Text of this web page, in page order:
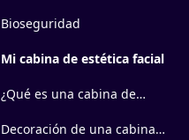
Principios Activos
Bioseguridad
Mi cabina de estética facial
¿Qué es una cabina de
Decoración de una cabina